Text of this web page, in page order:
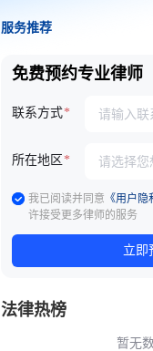
服务推荐
免费预约专业律师
联系方式
所在地区
我已阅读并同意 《用户隐
许接受更多律师的服务
立即
法律热榜
暂无